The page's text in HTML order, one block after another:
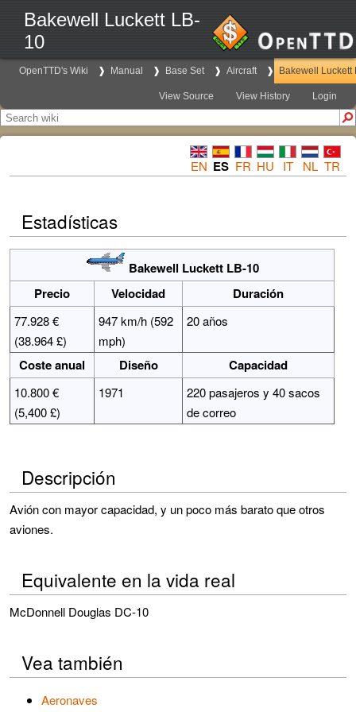
Bakewell Luckett LB-
10
OpenTTD's Wiki Manual Base Set Aircraft Bakewell Luckett
View Source View History Login
EN ES FR HU IT NL TR
Estadísticas
Bakewell Luckett LB-10
Precio
Velocidad Duración
77.928 €
(38.964 £)
947 km/h (592
mph)
20 años
Coste anual Diseño Capacidad
10.800 €
(5,400 £)
1971
220 pasajeros y 40 sacos
de correo
Descripción
Avión con mayor capacidad, y un poco más barato que otros
aviones.
Equivalente en la vida real
McDonnell Douglas DC-10
Vea también
Aeronaves